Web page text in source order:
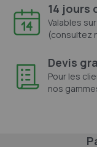
14 jours
Valables
(consultez
Devis
Pour les
nos